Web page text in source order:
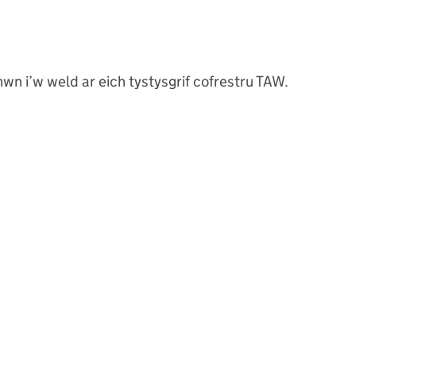
i’w weld ar eich tystysgrif cofrestru TAW.